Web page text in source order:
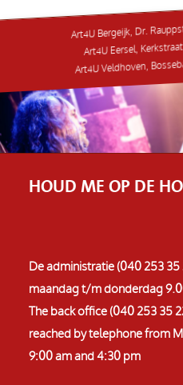
Art4U Bergeijk, Dr.
Art4U Eersel,
Art4U Veldhoven,
HOUD ME OP DE
De administratie (040 253
maandag t/m donderdag
The back office (040 253 35
reached by telephone from
9:00 am and 4:30 pm